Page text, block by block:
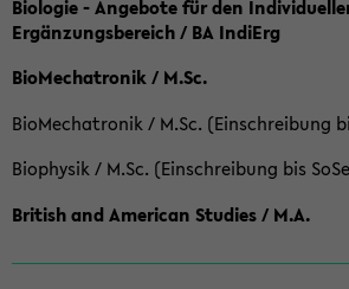
Biologie - Angebote für den
Ergänzungsbereich / BA IndiErg
BioMechatronik / M.Sc.
BioMechatronik / M.Sc. (Einschreibung
Biophysik / M.Sc. (Einschreibung bis
British and American Studies / M.A.